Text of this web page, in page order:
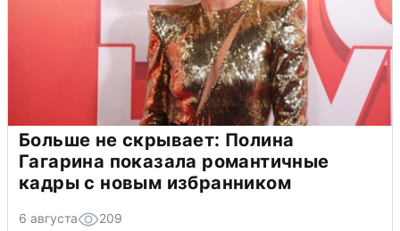
Больше не скрывает: Полина
Гагарина показала романтичные
кадры с новым избранником
6 августа 209